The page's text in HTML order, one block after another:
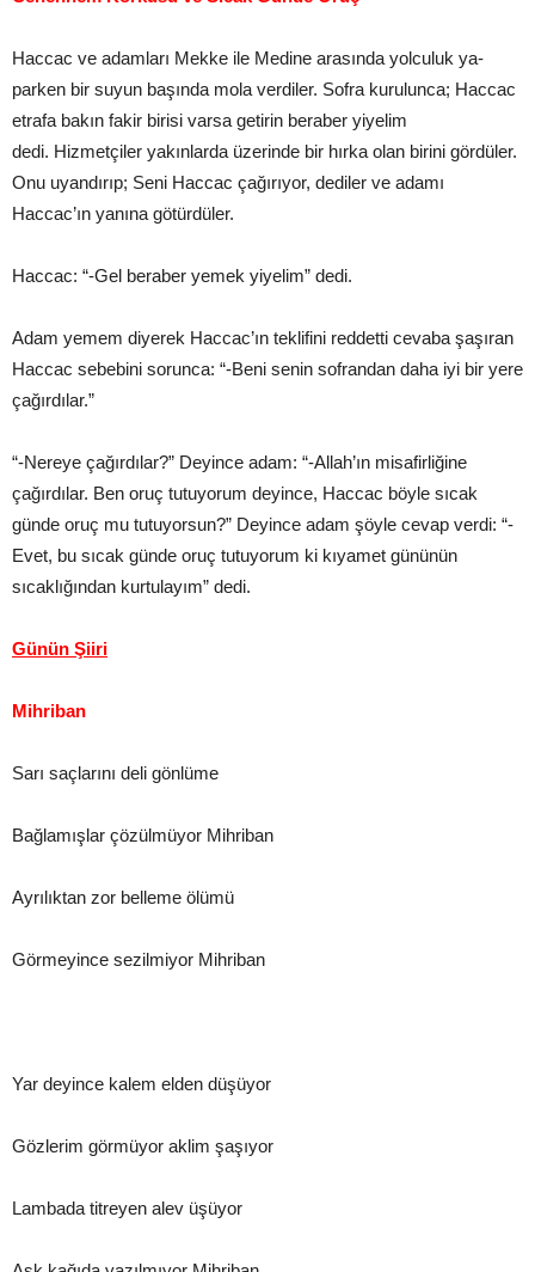
Haccac ve adamları Mekke ile Medine arasında yolculuk ya­
parken bir suyun başında mola verdiler. Sofra kurulunca; Haccac
etrafa bakın fakir birisi varsa getirin beraber yiyelim
dedi. Hizmetçiler yakınlarda üzerinde bir hırka olan birini gördüler.
Onu uyandırıp; Seni Haccac çağırıyor, dedi­ler ve adamı
Haccac’ın yanına götürdüler.
Haccac: “-Gel beraber yemek yiyelim” dedi.
Adam yemem diyerek Haccac’ın teklifini reddetti cevaba şaşıran
Haccac sebebini sorunca: “-Beni senin sofrandan daha iyi bir yere
çağırdılar.”
“-Nereye çağırdılar?” Deyince adam: “-Allah’ın misafirliğine
çağırdılar. Ben oruç tutuyorum deyince, Haccac böyle sıcak
günde oruç mu tutuyorsun?” Deyince adam şöyle cevap verdi: “-
Evet, bu sıcak günde oruç tutuyorum ki kıyamet gününün
sıcaklığından kurtulayım” dedi.
Günün Şiiri
Mihriban
Sarı saçlarını deli gönlüme
Bağlamışlar çözülmüyor Mihriban
Ayrılıktan zor belleme ölümü
Görmeyince sezilmiyor Mihriban
Yar deyince kalem elden düşüyor
Gözlerim görmüyor aklim şaşıyor
Lambada titreyen alev üşüyor